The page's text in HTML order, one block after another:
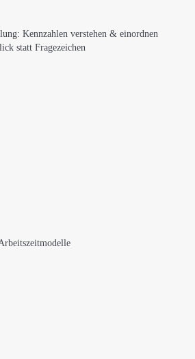
Kennzahlen verstehen & einordnen
statt Fragezeichen